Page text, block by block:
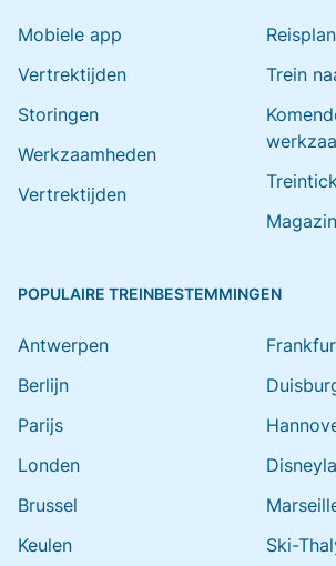
Mobiele app
Vertrektijden
Storingen
Werkzaamheden
Vertrektijden
Trein
POPULAIRE TREINBESTEMMINGEN
Antwerpen
Berlijn
Parijs
Londen
Brussel
Keulen
Ski-